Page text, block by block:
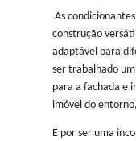
As
construção
adaptável para
ser trabalhado
para a fachada e
imóvel do
E por ser uma